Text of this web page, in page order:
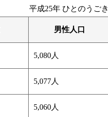
平成25年 ひとのうごき
男性人口
5,080人
5,077人
5,060人